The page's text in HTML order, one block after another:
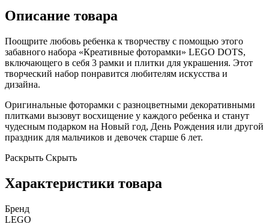
Описание товара
Поощрите любовь ребенка к творчеству с помощью этого
забавного набора «Креативные фоторамки» LEGO DOTS,
включающего в себя 3 рамки и плитки для украшения. Этот
творческий набор понравится любителям искусства и
дизайна.
Оригинальные фоторамки с разноцветными декоративными
плитками вызовут восхищение у каждого ребенка и станут
чудесным подарком на Новый год, День Рождения или другой
праздник для мальчиков и девочек старше 6 лет.
Раскрыть Скрыть
Характеристики товара
Бренд
LEGO